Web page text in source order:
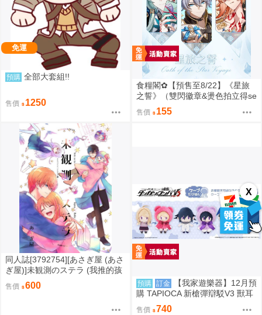
X
免運
預購 全部大套組!!
售價 1250
食糧閣✿【預售至8/22】《星旅
之誓》（雙閃徽章&燙色拍立得se
t、壓克力色紙、乾花麻將、菱形
雙片吊飾）星穹鐵道／白厄／同
售價 155
同人誌[3792754][あさぎ屋 (あさ
ぎ屋)]未観測のステラ (我推的孩
子)
售價 600 預購 訂金
【我家遊樂器】12月預
購 TAPIOCA 新槍彈辯駁V3 獸耳
斗篷布偶 3款可選
售價 740